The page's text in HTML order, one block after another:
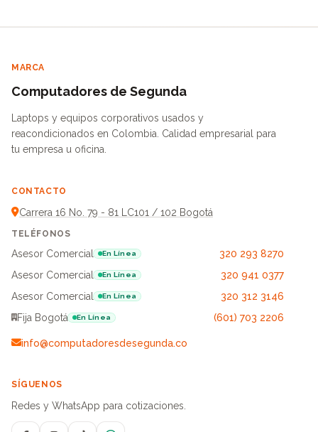
MARCA
Computadores de Segunda
Laptops y equipos corporativos usados y
reacondicionados en Colombia. Calidad empresarial para
tu empresa u oficina.
CONTACTO
Carrera 16 No. 79 - 81 LC101 / 102 Bogotá
TELÉFONOS
Asesor Comercial En Línea
320 293 8270
Asesor Comercial
En Línea
320 941 0377
Asesor Comercial
En Línea
320 312 3146
Fija Bogotá
En Línea (601) 703 2206
info@computadoresdesegunda.co
SÍGUENOS
Redes y WhatsApp para cotizaciones.